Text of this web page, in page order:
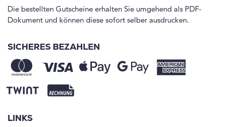
Die bestellten Gutscheine erhalten Sie umgehend als PDF-
Dokument und können diese sofort selber ausdrucken.
SICHERES BEZAHLEN
LINKS